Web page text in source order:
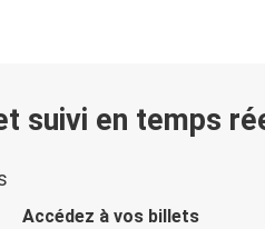
suivi en temps
Accédez à vos billets